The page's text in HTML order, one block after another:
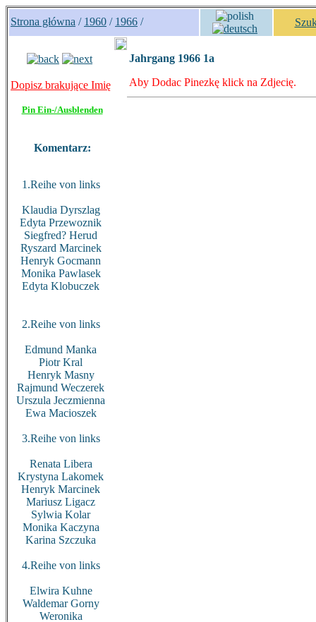
Strona główna / 1960 / 1966 /
Dopisz brakujące Imię
Pin Ein-/Ausblenden
Komentarz:
1.Reihe von links
Klaudia Dyrszlag
Edyta Przewoznik
Siegfred? Herud
Ryszard Marcinek
Henryk Gocmann
Monika Pawlasek
Edyta Klobuczek
2.Reihe von links
Edmund Manka
Piotr Kral
Henryk Masny
Rajmund Weczerek
Urszula Jeczmienna
Ewa Macioszek
3.Reihe von links
Renata Libera
Krystyna Lakomek
Henryk Marcinek
Mariusz Ligacz
Sylwia Kolar
Monika Kaczyna
Karina Szczuka
4.Reihe von links
Elwira Kuhne
Waldemar Gorny
Weronika
Jahrgang 1966 1a
Aby Dodac Pinezkę klick na Zdjecię.